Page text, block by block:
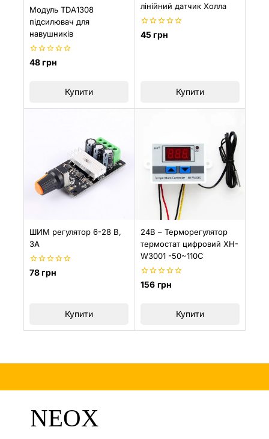
Модуль TDA1308
підсилювач для
навушників
0
48грн
Купити
лінійний датчик Холла
0
45грн
Купити
ШИМ регулятор 6-28 В,
3A
0
78грн
Купити
24В – Терморегулятор
термостат цифровий XH-
W3001 -50~110С
0
156 грн
Купити